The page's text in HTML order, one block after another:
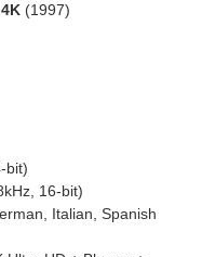
(1997)
bit)
16-bit)
Italian, Spanish